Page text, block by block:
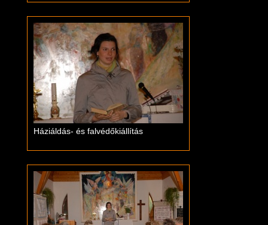
Háziáldás- és falvédőkiállítás